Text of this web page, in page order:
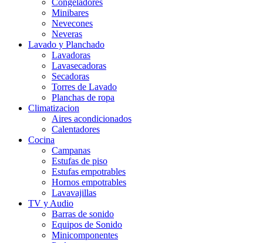
Minibares
Nevecones
Neveras
Lavado y Planchado
Lavadoras
Lavasecadoras
Secadoras
Torres de Lavado
Planchas de ropa
Climatizacion
Aires acondicionados
Calentadores
Cocina
Campanas
Estufas de piso
Estufas empotrables
Hornos empotrables
Lavavajillas
TV y Audio
Barras de sonido
Equipos de Sonido
Minicomponentes